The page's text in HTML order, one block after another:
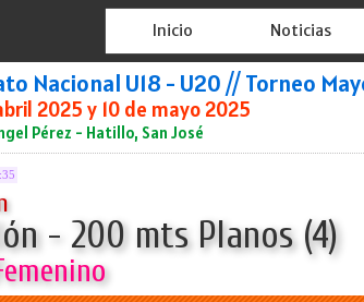
Inicio Noticias
Nacional U18 - U20 // Torneo
2025 y 10 de mayo 2025
Pérez - Hatillo, San José
- 200 mts Planos (4)